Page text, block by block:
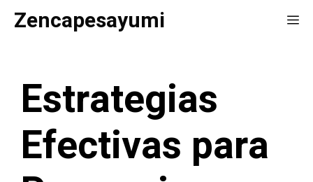
SaltarZencapesayumi
Estrategias
Efectivas para